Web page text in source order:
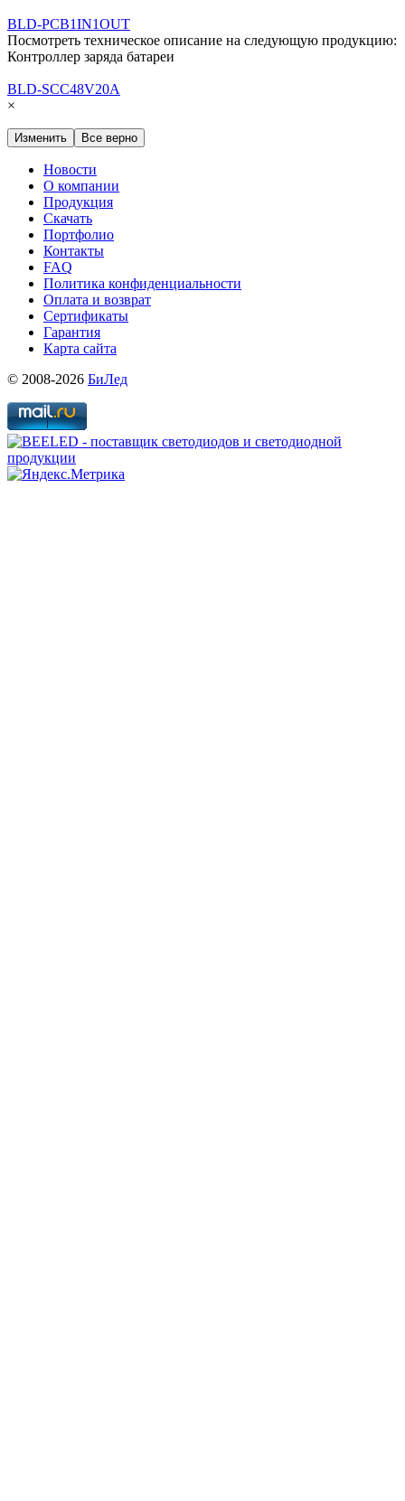
BLD-PCB1IN1OUT
Посмотреть техническое описание на следующую продукцию:
Контроллер заряда батареи
BLD-SCC48V20A
×
Изменить Все верно
Новости
О компании
Продукция
Скачать
Портфолио
Контакты
FAQ
Политика конфиденциальности
Оплата и возврат
Сертификаты
Гарантия
Карта сайта
© 2008-2026 БиЛед